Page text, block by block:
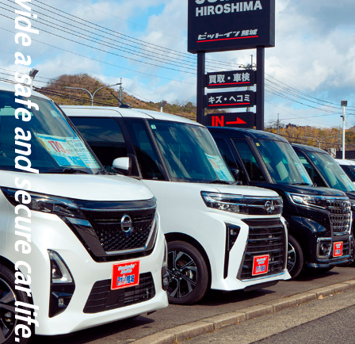
We provide a safe and secure car life.